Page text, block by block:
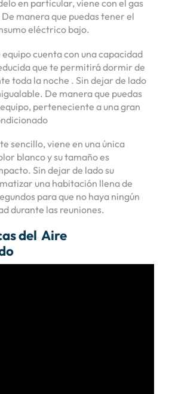
en particular, viene con el gas
manera que puedas tener el
eléctrico bajo.
cuenta con una capacidad
que te permitirá dormir de
toda la noche . Sin dejar de lado
De manera que puedas
perteneciente a una gran
sencillo, viene en una única
blanco y su tamaño es
Sin dejar de lado su
una habitación llena de
para que no haya ningún
durante las reuniones.
del Aire